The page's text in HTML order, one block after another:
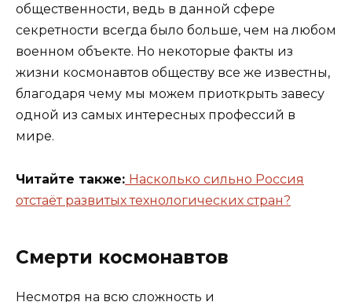
общественности, ведь в данной сфере
секретности всегда было больше, чем на любом
военном объекте. Но некоторые факты из
жизни космонавтов обществу все же известны,
благодаря чему мы можем приоткрыть завесу
одной из самых интересных профессий в
мире.
Читайте также: Насколько сильно Россия
отстаёт развитых технологических стран?
Смерти космонавтов
Несмотря на всю сложность и